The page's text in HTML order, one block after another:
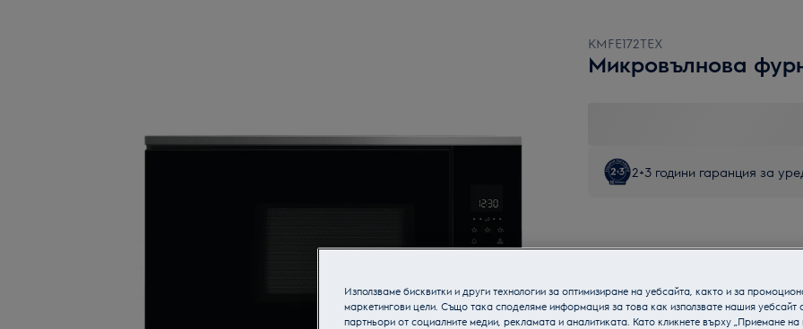
KMFE172TEX
Микровълнова
2+3 години гаранция за
Използваме бисквитки и други технологии за оптимизиране на уебсайта, както и за
маркетингови цели. Също така споделяме информация за това как използвате нашия уебсайт
партньори от социалните медии, рекламата и аналитиката. Като кликнете върху „Приемане на